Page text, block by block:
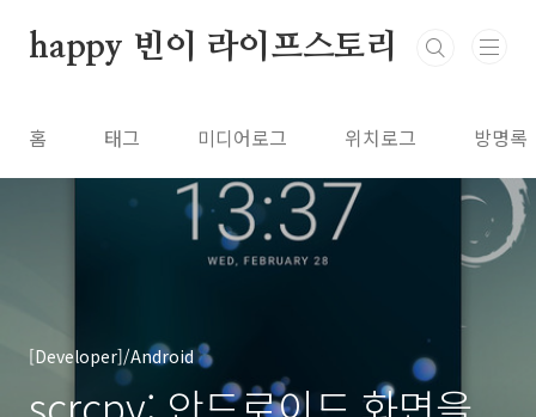
happy 빈이 라이프스토리
홈 태그 미디어로그 위치로그 방명록
[Developer]/Android